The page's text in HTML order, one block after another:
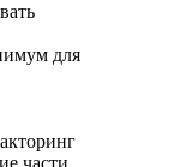
для